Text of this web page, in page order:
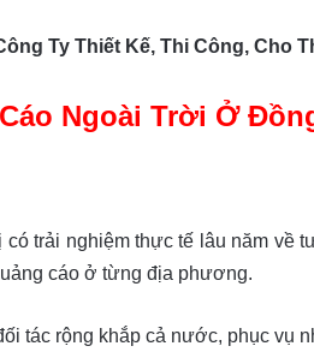
Ty Thiết Kế, Thi Công, Cho
Ngoài Trời Ở
có trải nghiệm thực tế lâu năm về
cáo ở từng địa phương.
tác rộng khắp cả nước, phục vụ